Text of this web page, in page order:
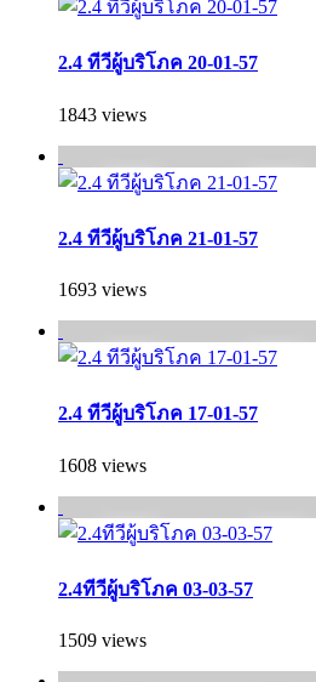
2.4 ทีวีผู้บริโภค 20-01-57
1843 views
2.4 ทีวีผู้บริโภค 21-01-57
1693 views
2.4 ทีวีผู้บริโภค 17-01-57
1608 views
2.4ทีวีผู้บริโภค 03-03-57
1509 views